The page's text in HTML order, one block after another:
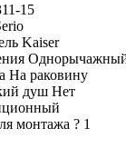
15
Kaiser
На раковину
душ Нет
монтажа ? 1